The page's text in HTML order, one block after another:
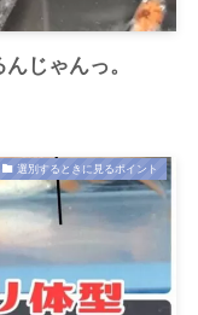
じゃんっ。
選別するときに見るポイント